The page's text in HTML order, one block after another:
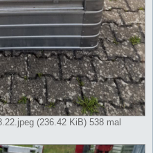
(236.42 KiB) 538 mal